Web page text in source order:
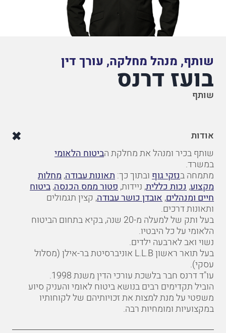
שותף, מנהל מחלקה, עורך דין
בועז דרנס
שותף
אודות
שותף בכיר ומנהל את מחלקת הביטוח הלאומי
במשרד.
מתמחה בנזקי גוףובתוך כך:תאונות עבודה,מחלות
מקצוע,נכות כללית, ניידות,פטור ממס הכנסה,ביטוח
חיים ומנהלים,אובדן כושר עבודה, קצין תגמולים
ותאונות דרכים.
בעל ותק של למעלה מ-20 שנה, בקיא בתחום הביטוח
הלאומי על כל היבטיו.
נשוי ואב לארבעה ילדים.
בעל תואר ראשון L.L.B אוניברסיטת בר-אילן (מסלול
עסקי).
עו"ד דרנס חבר בלשכת עורכי הדין משנת 1998.
הוביל תקדימים רבים בנושא ביטוח לאומי והעניק סיוע
משפטי על מנת למצות את זכויותיהם של לקוחותיו
במקצועיות ומומחיות רבה.